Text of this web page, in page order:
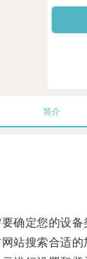
简介
定您的设备
搜索合适的